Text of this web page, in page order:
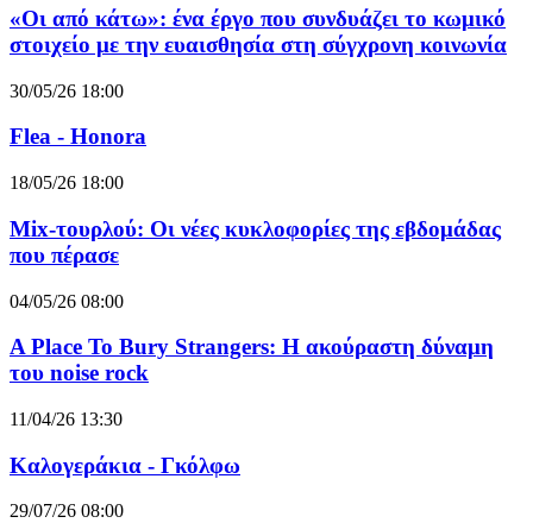
«Οι από κάτω»: ένα έργο που συνδυάζει το κωμικό
στοιχείο με την ευαισθησία στη σύγχρονη κοινωνία
30/05/26 18:00
Flea - Honora
18/05/26 18:00
Mix-τουρλού: Οι νέες κυκλοφορίες της εβδομάδας
που πέρασε
04/05/26 08:00
A Place To Bury Strangers: Η ακούραστη δύναμη
του noise rock
11/04/26 13:30
Καλογεράκια - Γκόλφω
29/07/26 08:00